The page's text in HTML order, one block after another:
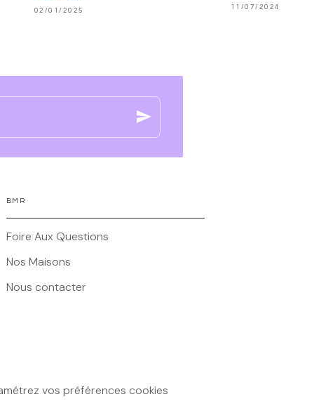
02/01/2025 11/07/2024
send
BMR
Foire Aux Questions
Nos Maisons
Nous contacter
vos préférences cookies